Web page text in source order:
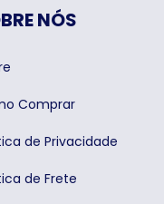
NÓS
Comprar
de Privacidade
de Frete